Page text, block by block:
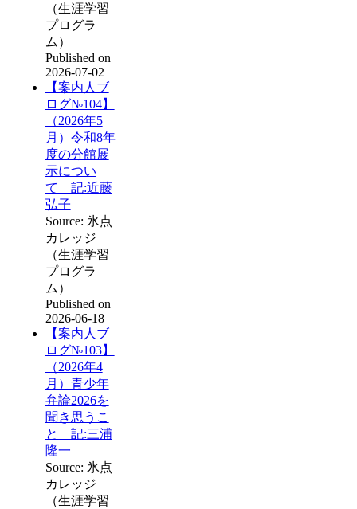
（生涯学習
プログラ
ム）
Published on
2026-07-02
【案内人ブ
ログ№104】
（2026年5
月）令和8年
度の分館展
示につい
て 記:近藤
弘子
Source: 氷点
カレッジ
（生涯学習
プログラ
ム）
Published on
2026-06-18
【案内人ブ
ログ№103】
（2026年4
月）青少年
弁論2026を
聞き思うこ
と 記:三浦
隆一
Source: 氷点
カレッジ
（生涯学習